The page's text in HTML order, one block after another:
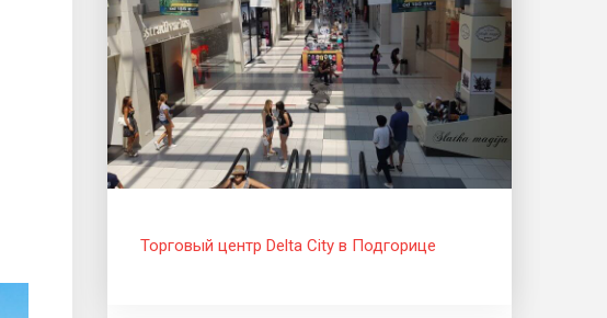
Торговый центр Delta City в Подгорице